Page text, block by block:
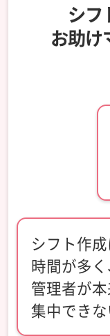
シフ
お助け
シフト作
時間が多く
管理者が
集中でき